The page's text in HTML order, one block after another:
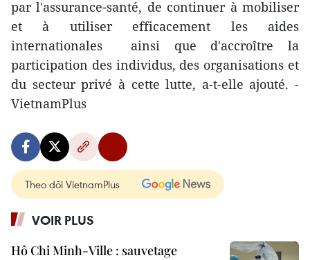
par l'assurance-santé, de continuer à mobiliser
et à utiliser efficacement les aides
internationales ainsi que d'accroître la
participation des individus, des organisations et
du secteur privé à cette lutte, a-t-elle ajouté. -
VietnamPlus
Theo dõi VietnamPlus
VOIR PLUS
Hô Chi Minh-Ville : sauvetage